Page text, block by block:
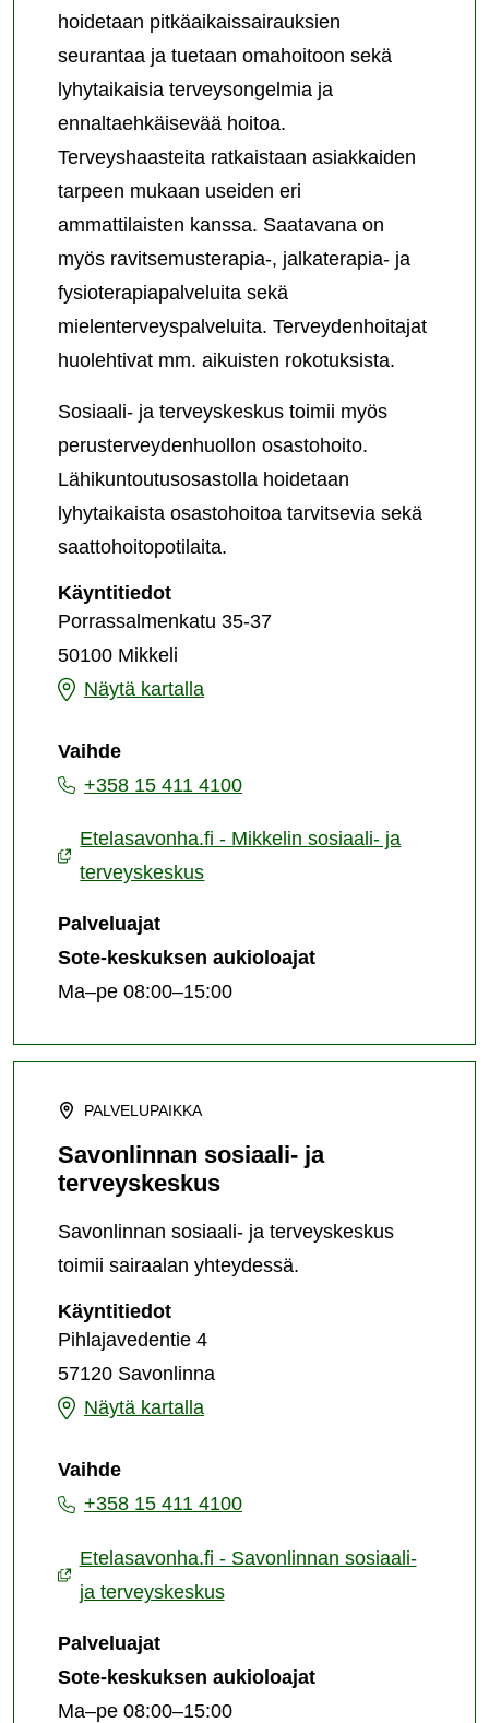
hoidetaan pitkäaikaissairauksien
seurantaa ja tuetaan omahoitoon sekä
lyhytaikaisia terveysongelmia ja
ennaltaehkäisevää hoitoa.
Terveyshaasteita ratkaistaan asiakkaiden
tarpeen mukaan useiden eri
ammattilaisten kanssa. Saatavana on
myös ravitsemusterapia-, jalkaterapia- ja
fysioterapiapalveluita sekä
mielenterveyspalveluita. Terveydenhoitajat
huolehtivat mm. aikuisten rokotuksista.
Sosiaali- ja terveyskeskus toimii myös
perusterveydenhuollon osastohoito.
Lähikuntoutusosastolla hoidetaan
lyhytaikaista osastohoitoa tarvitsevia sekä
saattohoitopotilaita.
KäyntitiedotMikkelin
sosiaali-
terveyskeskus
Porrassalmenkatu 35-37
50100 Mikkeli
Näytä kartalla
Mikkelin
ja
terveyskeskus
Vaihde
+358 15 411 4100
Etelasavonha.fi - Mikkelin sosiaali- ja
terveyskeskus
Palveluajat
Sote-keskuksen aukioloajat
Ma–pe 08:00–15:00
PALVELUPAIKKA
Savonlinnan sosiaali- ja
terveyskeskus
Savonlinnan sosiaali- ja terveyskeskus
toimii sairaalan yhteydessä.
KäyntitiedotSavonlinnan
sosiaali-
terveyskeskus
Pihlajavedentie 4
57120 Savonlinna
Näytä kartalla
Savonlinnan
ja
terveyskeskus
Vaihde
+358 15 411 4100
Etelasavonha.fi - Savonlinnan sosiaali-
ja terveyskeskus
Palveluajat
Sote-keskuksen aukioloajat
Ma–pe 08:00–15:00